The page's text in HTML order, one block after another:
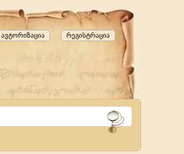
რეგისტრაცია
ავტორიზაცია